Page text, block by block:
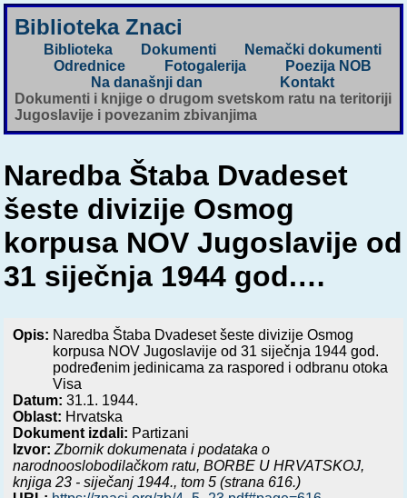
Biblioteka Znaci
Biblioteka Dokumenti
Nemački dokumenti
Odrednice
Fotogalerija
Poezija NOB
Na današnji dan
Kontakt
Dokumenti i knjige o drugom svetskom ratu na teritoriji
Jugoslavije i povezanim zbivanjima
Naredba Štaba Dvadeset
šeste divizije Osmog
korpusa NOV Jugoslavije od
31 siječnja 1944 god.…
Opis: Naredba Štaba Dvadeset šeste divizije Osmog
korpusa NOV Jugoslavije od 31 siječnja 1944 god.
podređenim jedinicama za raspored i odbranu otoka
Visa
Datum:31.1. 1944.
Oblast: Hrvatska
Dokument izdali: Partizani
Izvor: Zbornik dokumenata i podataka o
narodnooslobodilačkom ratu,BORBE U HRVATSKOJ,
knjiga 23 - siječanj 1944., tom 5 (strana 616.)